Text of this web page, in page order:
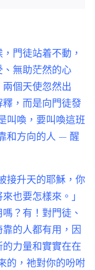
門徒站着不動，
無助茫然的心
個天使忽然出
，而是向門徒發
叫喚，要叫喚這班
和方向的人 — 醒
接升天的耶穌，你
也要怎樣來。」
？有！對門徒、
的人都有用，因
力量和實實在在
的，祂對你的吩咐